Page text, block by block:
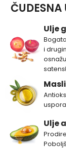
Ulje
i
Ulje